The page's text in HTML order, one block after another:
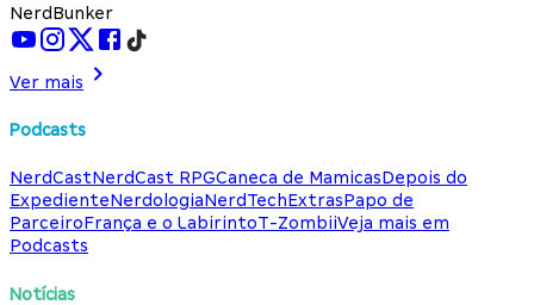
NerdBunker
Ver mais
Podcasts
NerdCastNerdCast RPGCaneca de MamicasDepois do
ExpedienteNerdologiaNerdTechExtrasPapo de
ParceiroFrança e o LabirintoT-ZombiiVeja mais em
Podcasts
Notícias